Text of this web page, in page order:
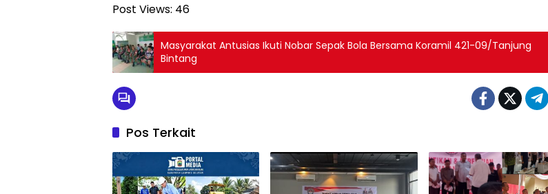
Post Views: 46
Masyarakat Antusias Ikuti Nobar Sepak Bola Bersama Koramil 421-09/Tanjung
Bintang
Pos Terkait